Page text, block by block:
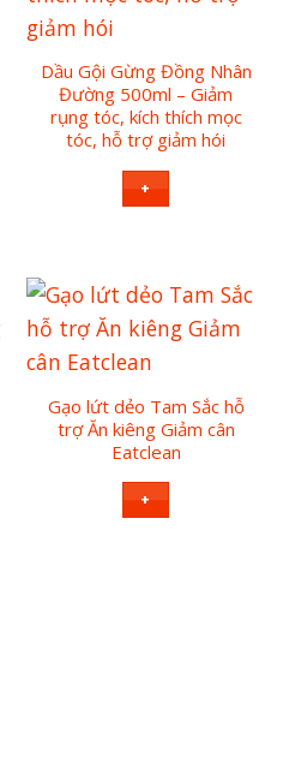
Dầu Gội Gừng Đồng Nhân
Đường 500ml – Giảm
rụng tóc, kích thích mọc
tóc, hỗ trợ giảm hói
+
Gạo lứt dẻo Tam Sắc hỗ
trợ Ăn kiêng Giảm cân
Eatclean
+